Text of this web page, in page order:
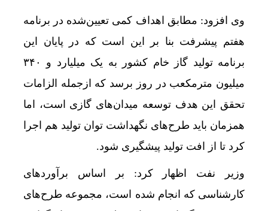
وی افزود: مطابق اهداف کمی تعیین‌شده در برنامه
هفتم پیشرفت بنا بر این است که در پایان این
برنامه تولید گاز خام کشور به یک میلیارد و ۳۴۰
میلیون مترمکعب در روز برسد که ازجمله الزامات
تحقق این هدف توسعه میدان‌های گازی است، اما
همزمان باید طرح‌های نگهداشت توان تولید هم اجرا
کرد تا از افت تولید پیشگیری شود.
وزیر نفت اظهار کرد: بر اساس برآوردهای
کارشناسی که انجام شده است، مجموعه طرح‌های